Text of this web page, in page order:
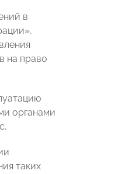
в
на право
органами
таких